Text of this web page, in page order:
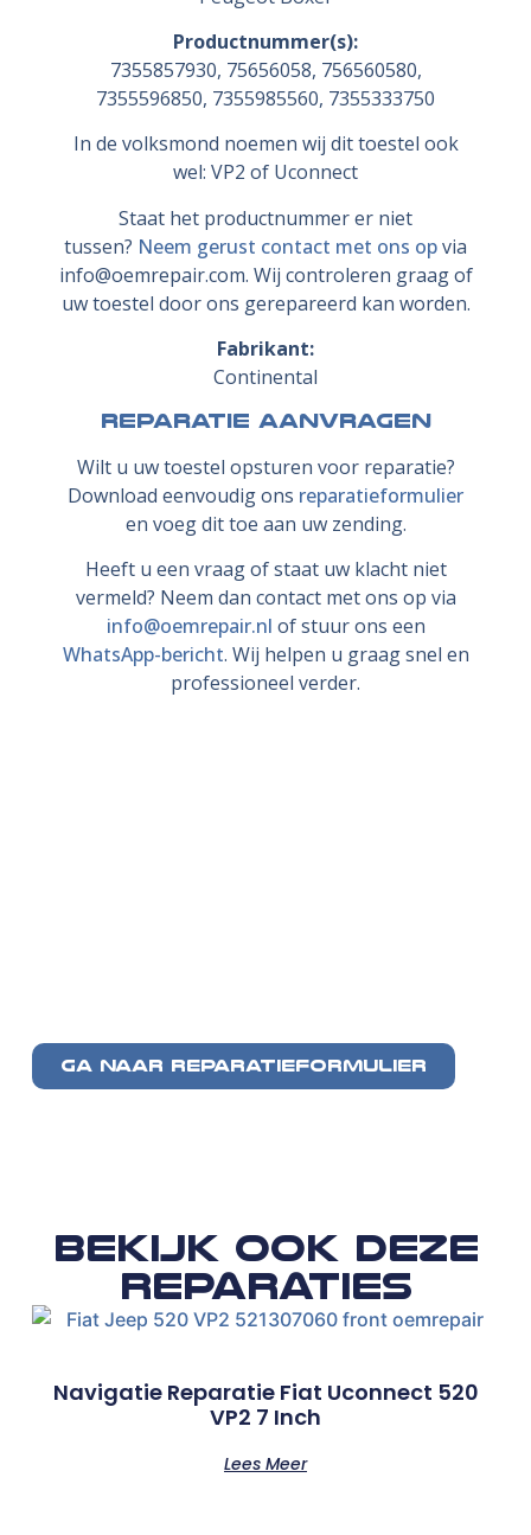
Productnummer(s):
7355857930, 75656058, 756560580,
7355596850, 7355985560, 7355333750
In de volksmond noemen wij dit toestel ook
wel: VP2 of Uconnect
Staat het productnummer er niet
tussen? Neem gerust contact met ons opvia
info@oemrepair.com. Wij controleren graag of
uw toestel door ons gerepareerd kan worden.
Fabrikant:
Continental
Reparatie aanvragen
Wilt u uw toestel opsturen voor reparatie?
Download eenvoudig ons reparatieformulier
en voeg dit toe aan uw zending.
Heeft u een vraag of staat uw klacht niet
vermeld? Neem dan contact met ons op via
info@oemrepair.nl of stuur ons een
WhatsApp-bericht. Wij helpen u graag snel en
professioneel verder.
GA NAAR REPARATIEFORMULIER
Bekijk ook deze
reparaties
Navigatie Reparatie Fiat Uconnect 520
VP2 7 Inch
Lees Meer